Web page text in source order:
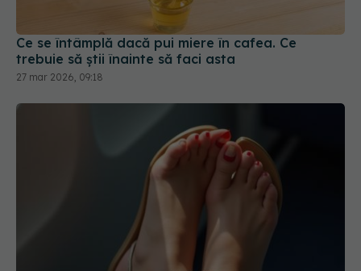
Ce se întâmplă dacă pui miere în cafea. Ce
trebuie să știi înainte să faci asta
27 mar 2026, 09:18